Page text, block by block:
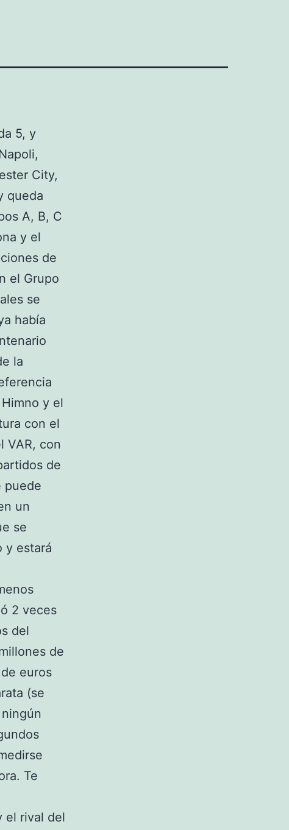
5, y
City,
queda
A, B, C
y el
de
el Grupo
se
había
la
y el
con el
VAR, con
de
puede
un
se
y estará
2 veces
del
de
euros
(se
Te
el rival del